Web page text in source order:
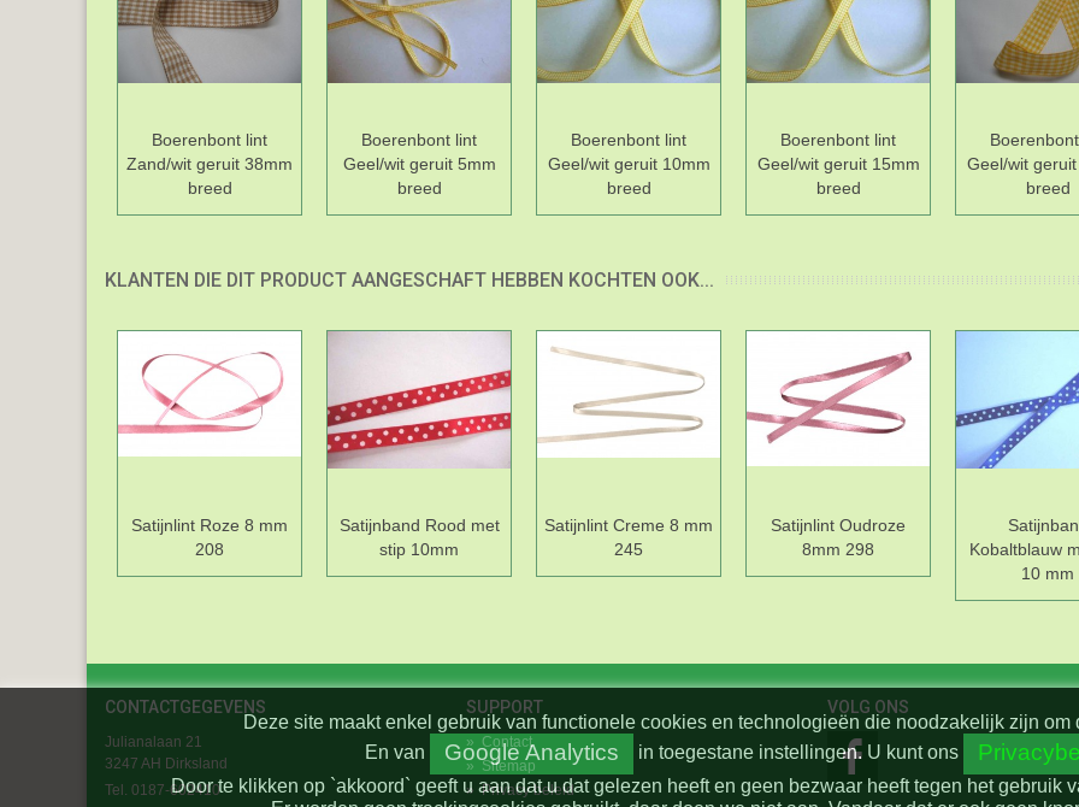
Boerenbont lint
Zand/wit geruit 38mm
breed
Boerenbont lint
Geel/wit geruit 5mm
breed
Boerenbont lint
Geel/wit geruit 10mm
breed
Boerenbont lint
Geel/wit geruit 15mm
breed
Geel/wit
breed
KLANTEN DIE DIT PRODUCT AANGESCHAFT HEBBEN KOCHTEN OOK...
Satijnlint Roze 8 mm
208
Satijnband Rood met
stip 10mm
Satijnlint Creme 8 mm
245
Satijnlint Oudroze
8mm 298
Kobaltblauw
10 mm
CONTACTGEGEVENS
Julianalaan 21
3247 AH Dirksland
Tel. 0187-602410
SUPPORT
» Contact
» Sitemap
»Privacy beleid
VOLG ONS
Deze site maakt enkel gebruik van functionele cookies en technologieën die noodzakelijk zijn
En van Google Analytics in toegestane instellingen. U kunt ons
Door te klikken op `akkoord` geeft u aan dat u dat gelezen heeft en geen bezwaar heeft tegen het gebruik